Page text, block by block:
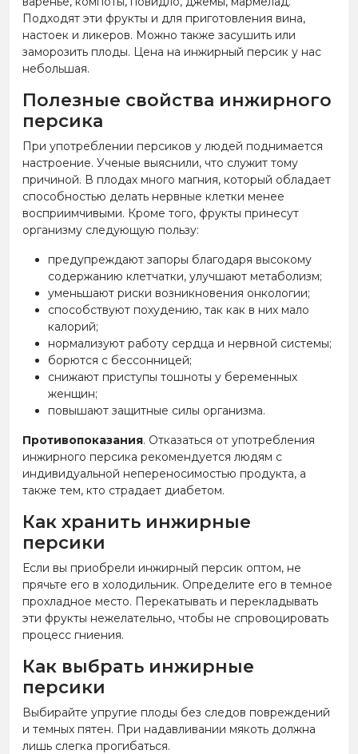
Подходят эти фрукты и для приготовления вина,
настоек и ликеров. Можно также засушить или
заморозить плоды. Цена на инжирный персик у нас
небольшая.
Полезные свойства инжирного
персика
При употреблении персиков у людей поднимается
настроение. Ученые выяснили, что служит тому
причиной. В плодах много магния, который обладает
способностью делать нервные клетки менее
восприимчивыми. Кроме того, фрукты принесут
организму следующую пользу:
предупреждают запоры благодаря высокому
содержанию клетчатки, улучшают метаболизм;
уменьшают риски возникновения онкологии;
способствуют похудению, так как в них мало
калорий;
нормализуют работу сердца и нервной системы;
борются с бессонницей;
снижают приступы тошноты у беременных
женщин;
повышают защитные силы организма.
Противопоказания. Отказаться от употребления
инжирного персика рекомендуется людям с
индивидуальной непереносимостью продукта, а
также тем, кто страдает диабетом.
Как хранить инжирные
персики
Если вы приобрели инжирный персик оптом, не
прячьте его в холодильник. Определите его в темное
прохладное место. Перекатывать и перекладывать
эти фрукты нежелательно, чтобы не спровоцировать
процесс гниения.
Как выбрать инжирные
персики
Выбирайте упругие плоды без следов повреждений
и темных пятен. При надавливании мякоть должна
лишь слегка прогибаться.